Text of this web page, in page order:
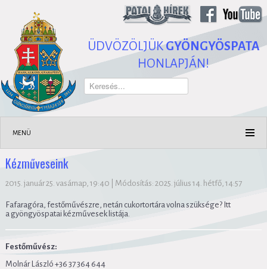
ÜDVÖZÖLJÜKGYÖNGYÖSPATA
HONLAPJÁN!
Keresés...
MENÜ
Kézműveseink
2015. január 25. vasárnap, 19:40 Módosítás: 2025. július 14. hétfő, 14:57
Fafaragóra, festőművészre, netán cukortortára volna szüksége? Itt
a gyöngyöspatai kézművesek listája.
Festőművész:
Molnár László +36 37 364 644